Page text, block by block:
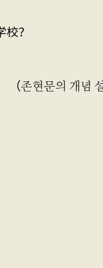
？
（존현문의 개념